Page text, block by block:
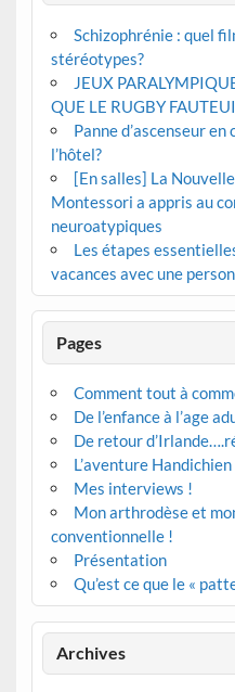
Schizophrénie : quel
stéréotypes?
JEUX
QUE LE RUGBY
Panne d’ascenseur
l’hôtel?
[En salles] La
Montessori a appris au
neuroatypiques
Les étapes
vacances avec une
Pages
Comment tout à
De l’enfance à l’age
De retour
L’aventure Handichien
Mes interviews !
Mon arthrodèse et
conventionnelle !
Présentation
Qu’est ce que le «
Archives